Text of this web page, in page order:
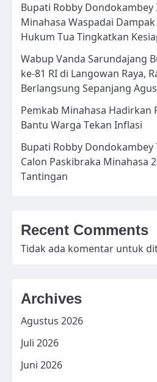
Bupati Robby Dondokambey
Minahasa Waspadai
Hukum Tua Tingkatkan
Wabup Vanda Sarundajang
ke-81 RI di Langowan Raya,
Berlangsung Sepanjang
Pemkab Minahasa Hadirkan
Bantu Warga Tekan Inflasi
Bupati Robby
Calon Paskibraka Minahasa
Tantingan
Recent Comments
Tidak ada komentar untuk
Archives
Agustus 2026
Juli 2026
Juni 2026